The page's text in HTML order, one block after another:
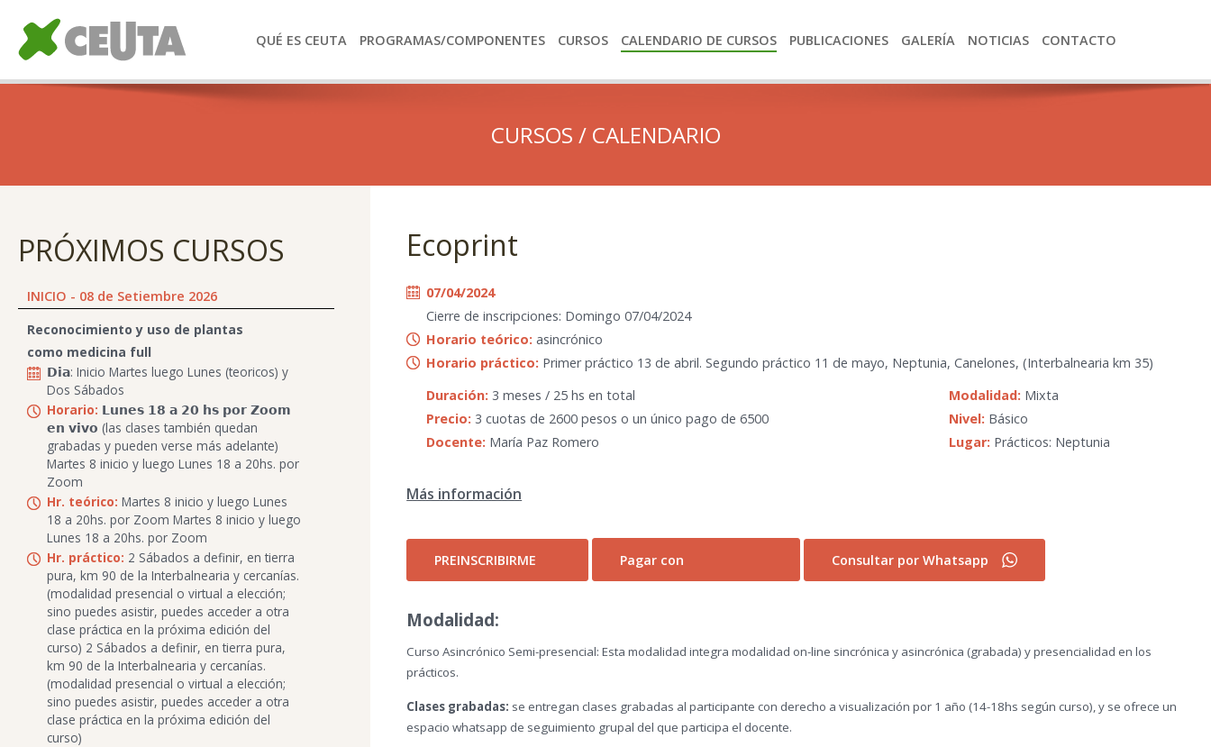
QUÉ ES CEUTA PROGRAMAS/COMPONENTES CURSOS CALENDARIO DE CURSOS PUBLICACIONES GALERÍA NOTICIAS CONTACTO
CURSOS / CALENDARIO
PRÓXIMOS CURSOS
INICIO - 08 de Setiembre 2026
Reconocimiento y uso de plantas
como medicina full
𝗗𝗶𝗮: Inicio Martes luego Lunes (teoricos) y
Dos Sábados
Horario: 𝗟𝘂𝗻𝗲𝘀 𝟭𝟴 𝗮 𝟮𝟬 𝗵𝘀 𝗽𝗼𝗿 𝗭𝗼𝗼𝗺
𝗲𝗻 𝘃𝗶𝘃𝗼 (las clases también quedan
grabadas y pueden verse más adelante)
Martes 8 inicio y luego Lunes 18 a 20hs. por
Zoom
Hr. teórico: Martes 8 inicio y luego Lunes
18 a 20hs. por Zoom Martes 8 inicio y luego
Lunes 18 a 20hs. por Zoom
Hr. práctico: 2 Sábados a definir, en tierra
pura, km 90 de la Interbalnearia y cercanías.
(modalidad presencial o virtual a elección;
sino puedes asistir, puedes acceder a otra
clase práctica en la próxima edición del
curso) 2 Sábados a definir, en tierra pura,
km 90 de la Interbalnearia y cercanías.
(modalidad presencial o virtual a elección;
sino puedes asistir, puedes acceder a otra
clase práctica en la próxima edición del
curso)
Ecoprint
07/04/2024
Cierre de inscripciones: Domingo 07/04/2024
Horario teórico: asincrónico
Horario práctico: Primer práctico 13 de abril. Segundo práctico 11 de mayo, Neptunia, Canelones, (Interbalnearia km 35)
Duración: 3 meses / 25 hs en total
Precio: 3 cuotas de 2600 pesos o un único pago de 6500
Docente: María Paz Romero
Modalidad: Mixta
Nivel: Básico
Lugar: Prácticos: Neptunia
Más información
PREINSCRIBIRME Pagar con Consultar por Whatsapp
Modalidad:
Curso Asincrónico Semi-presencial: Esta modalidad integra modalidad on-line sincrónica y asincrónica (grabada) y presencialidad en los
prácticos.
Clases grabadas: se entregan clases grabadas al participante con derecho a visualización por 1 año (14-18hs según curso), y se ofrece un
espacio whatsapp de seguimiento grupal del que participa el docente.